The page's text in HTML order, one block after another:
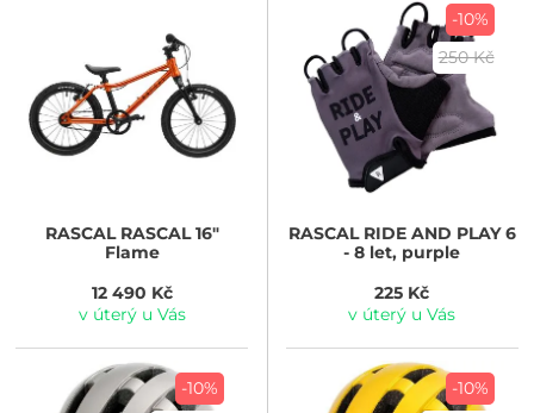
RASCALRASCAL 16"
Flame
12 490 Kč
v úterý u Vás
-10%
250 Kč
RASCALRIDE AND PLAY 6
- 8 let, purple
225 Kč
v úterý u Vás
-10%
-10%